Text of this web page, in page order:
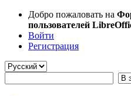
Добро пожаловать на
пользователей
Войти
Регистрация